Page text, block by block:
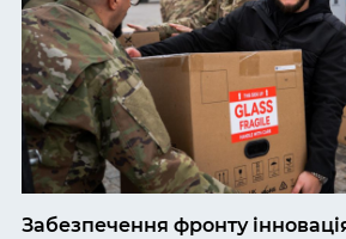
Забезпечення фронту